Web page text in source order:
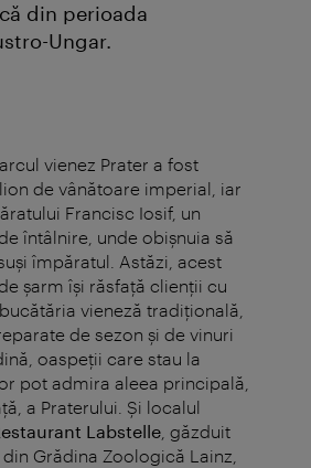
din perioada
Ungar.
vienez Prater a fost
de vânătoare imperial, iar
Francisc Iosif, un
întâlnire, unde obişnuia să
împăratul. Astăzi, acest
şarm îşi răsfaţă clienţii cu
vieneză tradiţională,
de sezon şi de vinuri
oaspeţii care stau la
pot admira aleea principală,
a Praterului. Şi localul
Labstelle , găzduit
Grădina Zoologică Lainz,